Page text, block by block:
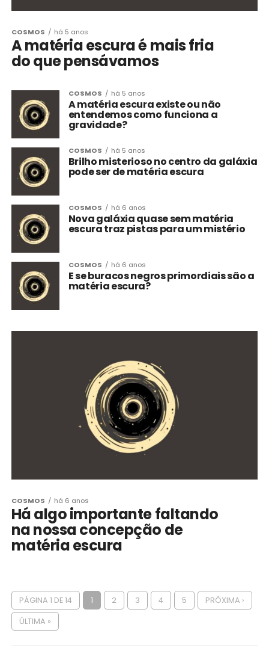
COSMOS há 5 anos
A matéria escura é mais fria
do que pensávamos
COSMOS há 5 anos
A matéria escura existe ou não
entendemos como funciona a
gravidade?
COSMOS há 5 anos
Brilho misterioso no centro da galáxia
pode ser de matéria escura
COSMOS há 6 anos
Nova galáxia quase sem matéria
escura traz pistas para um mistério
COSMOS há 6 anos
E se buracos negros primordiais são a
matéria escura?
COSMOS há 6 anos
Há algo importante faltando
na nossa concepção de
matéria escura
PÁGINA 1 DE 14 1 2 3 4 5 PRÓXIMA ›
ÚLTIMA »